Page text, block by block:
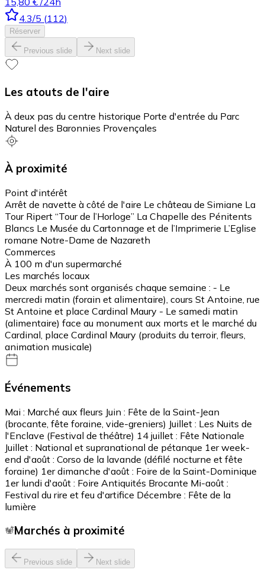
4.3/5 (112)
Réserver
Previous slide Next slide
Les atouts de l'aire
À deux pas du centre historique Porte d'entrée du Parc
Naturel des Baronnies Provençales
À proximité
Point d'intérêt
Arrêt de navette à côté de l'aire Le château de Simiane La
Tour Ripert “Tour de l’Horloge” La Chapelle des Pénitents
Blancs Le Musée du Cartonnage et de l’Imprimerie L’Eglise
romane Notre-Dame de Nazareth
Commerces
À 100 m d'un supermarché
Les marchés locaux
Deux marchés sont organisés chaque semaine : - Le
mercredi matin (forain et alimentaire), cours St Antoine, rue
St Antoine et place Cardinal Maury - Le samedi matin
(alimentaire) face au monument aux morts et le marché du
Cardinal, place Cardinal Maury (produits du terroir, fleurs,
animation musicale)
Événements
Mai : Marché aux fleurs Juin : Fête de la Saint-Jean
(brocante, fête foraine, vide-greniers) Juillet : Les Nuits de
l'Enclave (Festival de théâtre) 14 juillet : Fête Nationale
Juillet : National et supranational de pétanque 1er week-
end d'août : Corso de la lavande (défilé nocturne et fête
foraine) 1er dimanche d'août : Foire de la Saint-Dominique
1er lundi d'août : Foire Antiquités Brocante Mi-août :
Festival du rire et feu d'artifice Décembre : Fête de la
lumière
Marchés à proximité
Previous slide Next slide